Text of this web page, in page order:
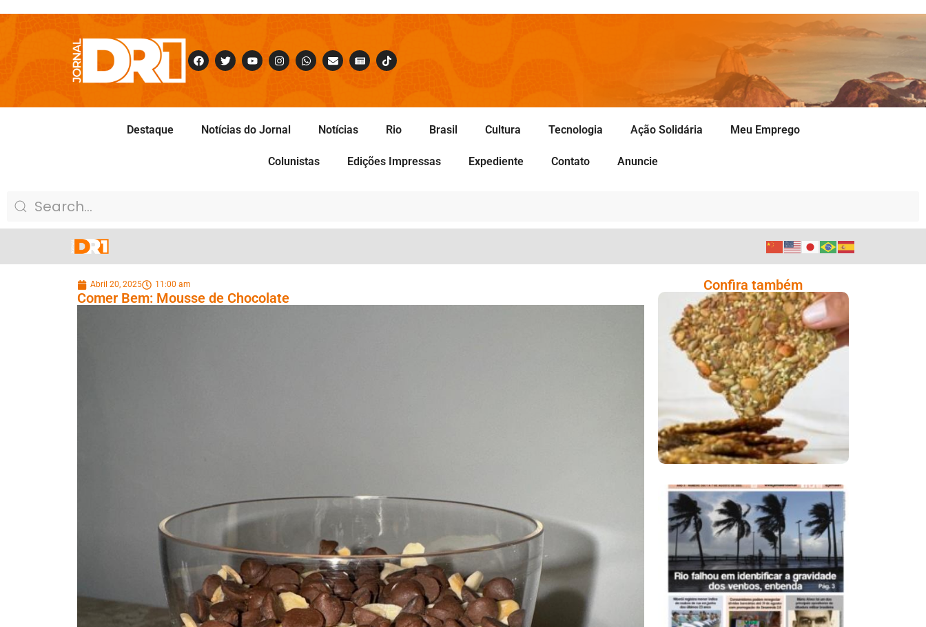
Destaque Notícias do Jornal Notícias Rio Brasil Cultura Tecnologia Ação Solidária Meu Emprego
Colunistas Edições Impressas Expediente Contato Anuncie
Abril 20, 2025 11:00 am
Comer Bem: Mousse de Chocolate
Confira também
Comer Bem: Cracker
De Sementes
Ano X – Número 366
01 A 07 De Agosto De
2026